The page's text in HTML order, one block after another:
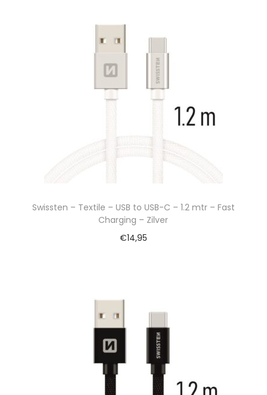
Swissten – Textile – USB to USB-C – 1.2 mtr – Fast
Charging – Zilver
€14,95